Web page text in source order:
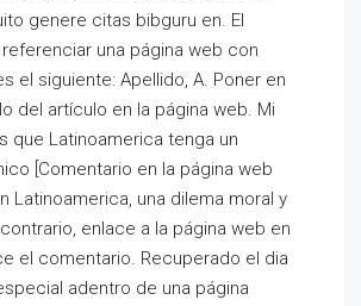
genere citas bibguru en. El
una página web con
el siguiente: Apellido, A. Poner en
del artículo en la página web. Mi
que Latinoamerica tenga un
[Comentario en la página web
Latinoamerica, una dilema moral y
enlace a la página web en
el comentario. Recuperado el dia
adentro de una página